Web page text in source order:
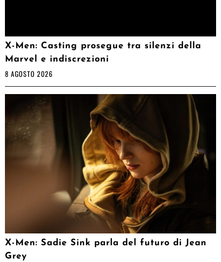
X-Men: Casting prosegue tra silenzi della
Marvel e indiscrezioni
8 AGOSTO 2026
X-Men: Sadie Sink parla del futuro di Jean
Grey